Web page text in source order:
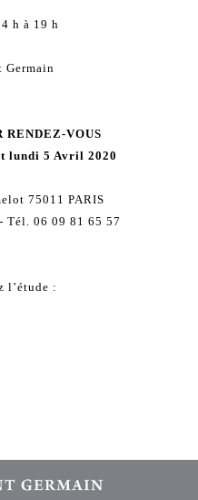
h à 19 h
Germain
RENDEZ-VOUS
lundi 5 Avril 2020
75011 PARIS
Tél. 06 09 81 65 57
l’étude :